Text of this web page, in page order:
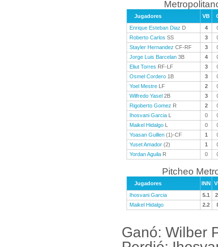
Jugadores VB
Enrique Esteban Diaz D 4
Roberto Carlos SS 3
Stayler Hernandez CF-RF 3
Jorge Luis Barcelan 3B 4
Eliut Torres RF-LF 3
Osmel Cordero 1B 3
Yoel Mestre LF 2
Wilfredo Yasel 2B 3
Rigoberto Gomez R 2
Ihosvani Garcia L 0
Maikel Hidalgo L 0
Yoasan Guillen (1)-CF 1
Yuset Amador (2) 1
Yordan Aguila R 0
Pitcheo
Jugadores INN
Ihosvani Garcia
5.1
Maikel Hidalgo
2.2
Ganó: Wilber